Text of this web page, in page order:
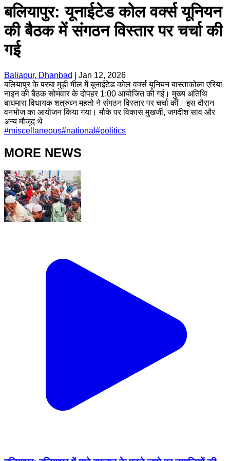
बलियापुर: यूनाईटेड कोल वर्क्स यूनियन
की बैठक में संगठन विस्तार पर चर्चा की
गई
Baliapur, Dhanbad
Jan 12, 2026
बलियापुर के परघा मुड़ी मील में यूनाईटेड कोल वर्क्स यूनियन बास्ताकोला एरिया
नाइन की बैठक सोमवार के दोपहर 1:00 आयोजित की गई। मुख्य अतिथि
बाघमारा विधायक शत्रुघ्न महतो ने संगठन विस्तार पर चर्चा की। इस दौरान
वनभोज का आयोजन किया गया। मौके पर विकास मुखर्जी, जगदीश साव और
अन्य मौजूद थे
#miscellaneous#national #politics
MORE NEWS